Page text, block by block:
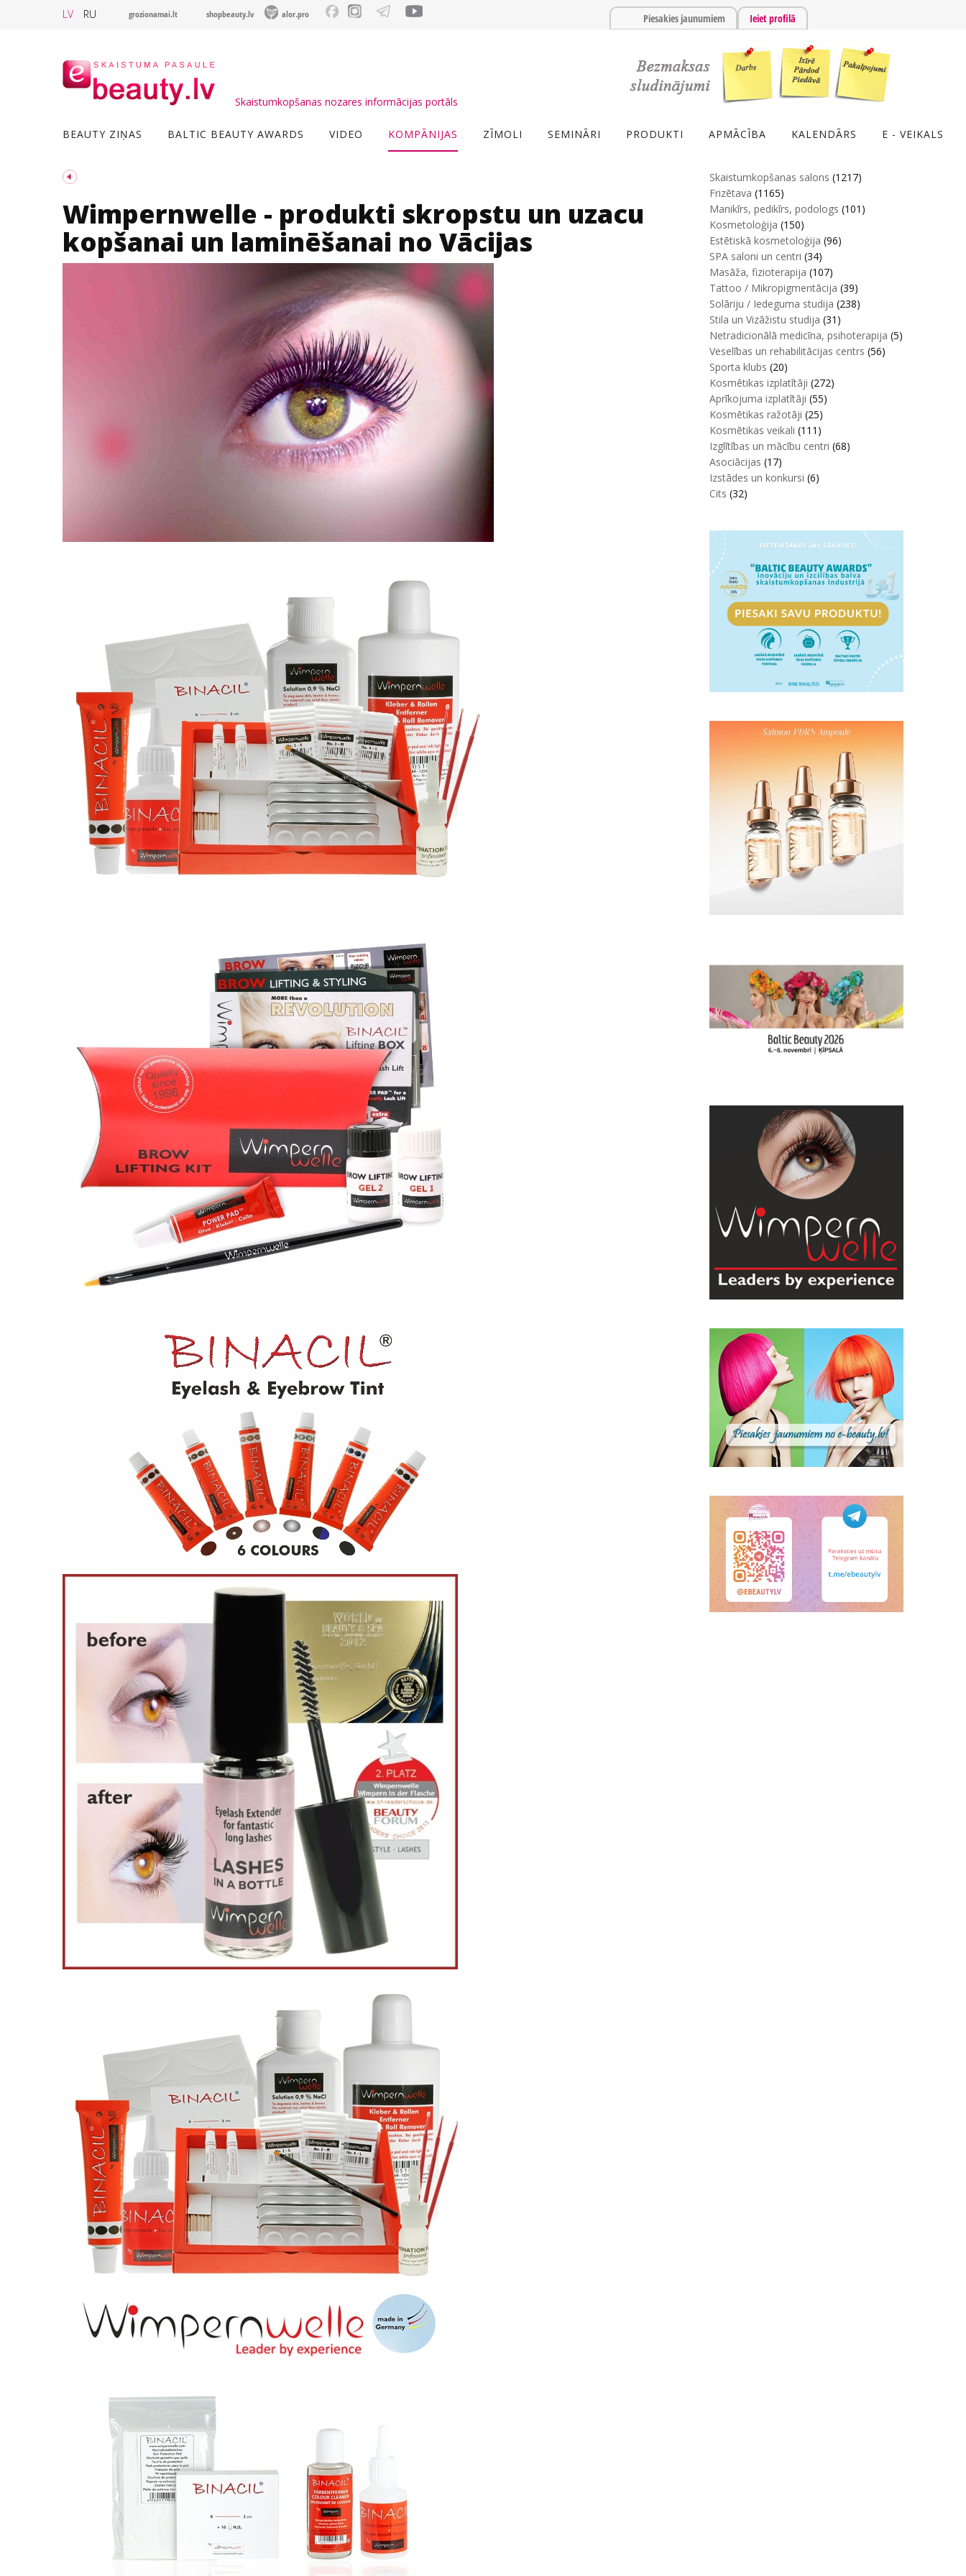
LV RU grozionamai.lt shopbeauty.lv alor.pro Piesakies jaunumiem Ieiet profilā
Skaistumkopšanas nozares informācijas portāls
BEAUTY ZIŅAS BALTIC BEAUTY AWARDS VIDEO KOMPĀNIJAS ZĪMOLI SEMINĀRI PRODUKTI APMĀCĪBA KALENDĀRS E - VEIKALS
Wimpernwelle - produkti skropstu un uzacu
kopšanai un laminēšanai no Vācijas
Skaistumkopšanas salons (1217)
Frizētava (1165)
Manikīrs, pedikīrs, podologs (101)
Kosmetoloģija (150)
Estētiskā kosmetoloģija (96)
SPA saloni un centri (34)
Masāža, fizioterapija (107)
Tattoo / Mikropigmentācija (39)
Solāriju / Iedeguma studija (238)
Stila un Vizāžistu studija (31)
Netradicionālā medicīna, psihoterapija (5)
Veselības un rehabilitācijas centrs (56)
Sporta klubs (20)
Kosmētikas izplatītāji (272)
Aprīkojuma izplatītāji (55)
Kosmētikas ražotāji (25)
Kosmētikas veikali (111)
Izglītības un mācību centri (68)
Asociācijas (17)
Izstādes un konkursi (6)
Cits (32)